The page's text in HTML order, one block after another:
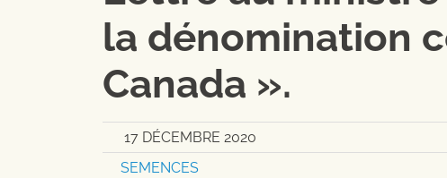
la dénomination
Canada ».
17 DÉCEMBRE 2020
SEMENCES